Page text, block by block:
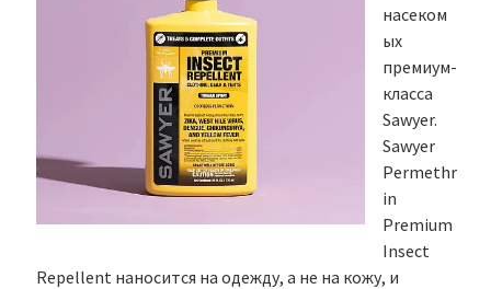
насеком
ых
премиум-
класса
Sawyer.
Sawyer
Permethr
in
Premium
Insect
Repellent наносится на одежду, а не на кожу, и